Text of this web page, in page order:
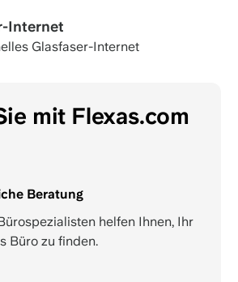
Internet
Glasfaser-Internet
mit Flexas.com
Beratung
helfen Ihnen, Ihr
Büro zu finden.